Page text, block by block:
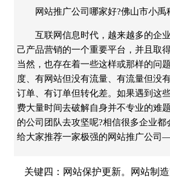
网站推广公司哪家好?佛山市小禹
互联网信息时代，越来越多的企
己产品营销的一个重要平台，并且取
当然，也存在着一些这样或那样的问
度、有网站但没有流量、有流量但没
订单、有订单但转化差。如果遇到这
费大量时间去破解自身并不专业的难
的公司团队去攻坚呢?相信很多企业
给大家推荐一家极强的网站推广公
关键四：网站保护更新。网站制造